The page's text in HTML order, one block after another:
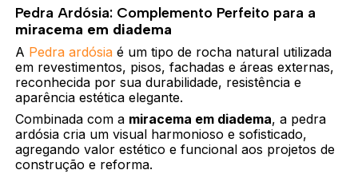
Pedra Ardósia: Complemento Perfeito para a
miracema em diadema
A Pedra ardósia é um tipo de rocha natural utilizada
em revestimentos, pisos, fachadas e áreas externas,
reconhecida por sua durabilidade, resistência e
aparência estética elegante.
Combinada com a miracema em diadema, a pedra
ardósia cria um visual harmonioso e sofisticado,
agregando valor estético e funcional aos projetos de
construção e reforma.